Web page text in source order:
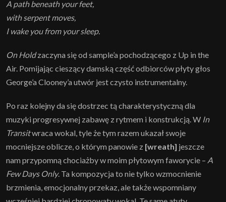
A path beneath your feet,
with serpent moves,
I wake you from your sleep.
On Holdzaczyna się od sample’a pochodzącego z Up in the
Air. Pomijając cieszący damską część odbiorców płyty głos
George’a Clooney’a utwór jest czysto instrumentalny.
Po raz kolejny da się dostrzec tą charakterystyczną dla
muzyki progresywnej zabawę z rytmem i konstrukcją. W In
Transitwraca wokal, tyle że tym razem ukazał swoje
mocniejsze oblicze, o którym panowie z [wreath] jeszcze
nam przypomną chociażby w moim płytowym faworycie – A
Few Days Only. Ta kompozycja to nie tylko wzmocnienie
brzmienia, emocjonalny przekaz, ale także wspomniany